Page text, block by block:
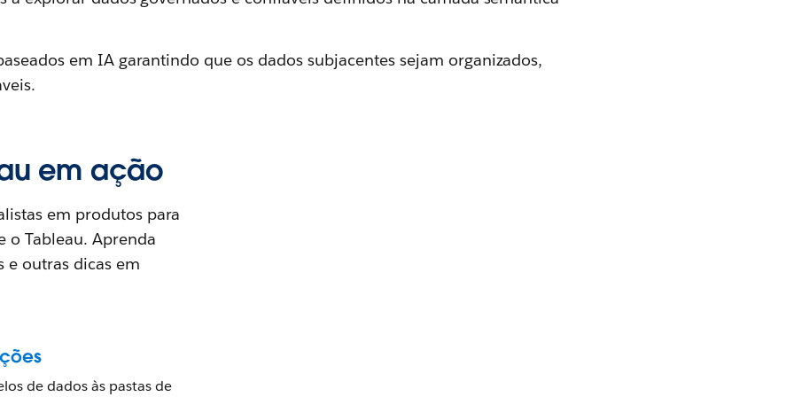
em IA garantindo que os dados subjacentes sejam organizados,
em ação
em produtos para
o Tableau. Aprenda
e outras dicas em
de dados às pastas de